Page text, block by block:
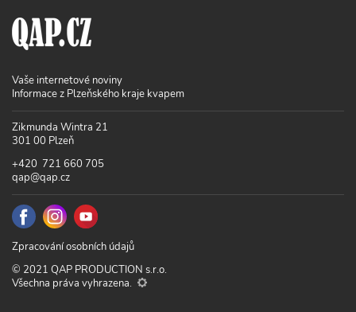
Vaše internetové noviny
Informace z Plzeňského kraje kvapem
Zikmunda Wintra 21
301 00 Plzeň
+420 721 660 705
qap@qap.cz
Zpracování osobních údajů
© 2021 QAP PRODUCTION s.r.o.
Všechna práva vyhrazena.